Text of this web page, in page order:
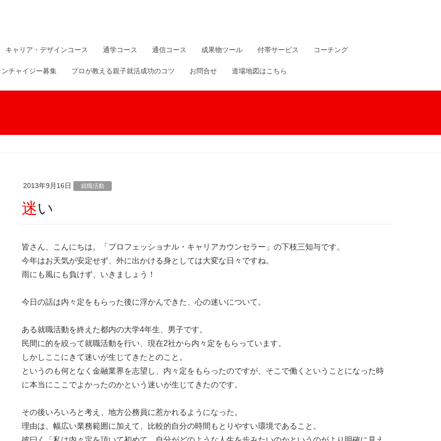
キャリア・デザインコース 通学コース 通信コース 成果物ツール 付帯サービス コーチング
ンチャイジー募集 プロが教える親子就活成功のコツ お問合せ 道場地図はこちら
2013年9月16日 就職活動
迷い
皆さん、こんにちは。「プロフェッショナル・キャリアカウンセラー」の下枝三知与です。
今年はお天気が安定せず、外に出かける身としては大変な日々ですね。
雨にも風にも負けず、いきましょう！
今日の話は内々定をもらった後に浮かんできた、心の迷いについて。
ある就職活動を終えた都内の大学4年生、男子です。
民間に的を絞って就職活動を行い、現在2社から内々定をもらっています。
しかしここにきて迷いが生じてきたとのこと。
というのも何となく金融業界を志望し、内々定をもらったのですが、そこで働くということになった時
に本当にここでよかったのかという迷いが生じてきたのです。
その後いろいろと考え、地方公務員に惹かれるようになった。
理由は、幅広い業務範囲に加えて、比較的自分の時間もとりやすい環境であること。